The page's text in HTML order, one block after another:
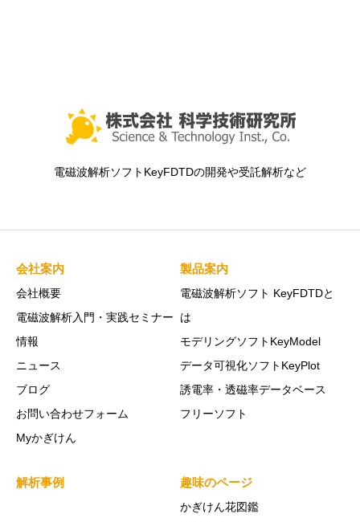
電磁波解析ソフトKeyFDTDの開発や受託解析など
会社案内
会社概要
電磁波解析入門・実践セミナー
情報
ニュース
ブログ
お問い合わせフォーム
Myかぎけん
製品案内
電磁波解析ソフト KeyFDTDと
は
モデリングソフトKeyModel
データ可視化ソフトKeyPlot
誘電率・透磁率データベース
フリーソフト
解析事例 趣味のページ
かぎけん花図鑑